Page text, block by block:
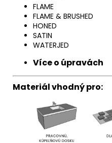
FLAME
FLAME & BRUSHED
HONED
SATIN
WATERJED
Více o úpravách
Materiál vhodný pro: